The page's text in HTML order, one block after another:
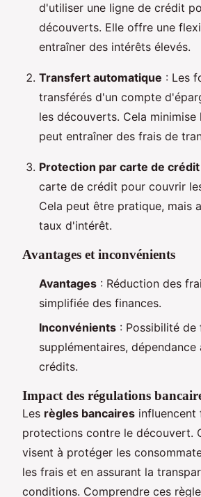
d'utiliser une ligne de crédit
découverts. Elle offre une
entraîner des intérêts élevés.
Transfert automatique : Les
transférés d'un compte
les découverts. Cela minimise
peut entraîner des frais de
Protection par carte de crédit
carte de crédit pour couvrir
Cela peut être pratique, mais
taux d'intérêt.
Avantages et inconvénients
Avantages : Réduction des
simplifiée des finances.
Inconvénients : Possibilité de
supplémentaires, dépendance
crédits.
Impact des régulations
Les règles bancaires influencent
protections contre le découvert.
visent à protéger les
les frais et en assurant la
conditions. Comprendre ces